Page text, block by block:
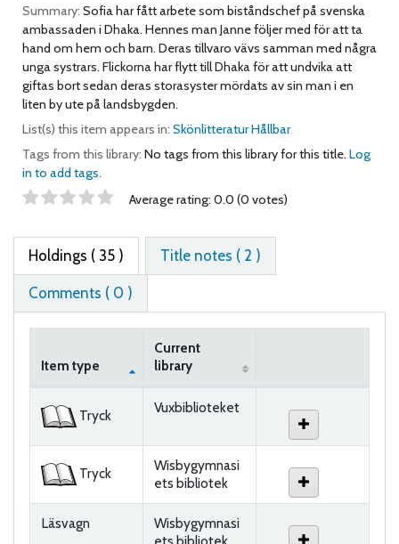
Summary: Sofia har fått arbete som biståndschef på svenska
ambassaden i Dhaka. Hennes man Janne följer med för att ta
hand om hem och barn. Deras tillvaro vävs samman med några
unga systrars. Flickorna har flytt till Dhaka för att undvika att
giftas bort sedan deras storasyster mördats av sin man i en
liten by ute på landsbygden.
List(s) this item appears in: Skönlitteratur Hållbar
Tags from this library: No tags from this library for this title. Log
in to add tags.
Star ratings Average rating: 0.0 (0 votes)
Holdings ( 35 ) Title notes ( 2 )
Comments ( 0 )
Item type
Current
library
Tryck Vuxbiblioteket
Tryck
Wisbygymnasi
ets bibliotek
Läsvagn
Wisbygymnasi